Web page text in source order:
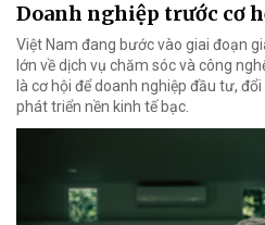
Doanh nghiệp trước cơ
Việt Nam đang bước vào giai đoạn
lớn về dịch vụ chăm sóc và công
là cơ hội để doanh nghiệp đầu tư,
phát triển nền kinh tế bạc.